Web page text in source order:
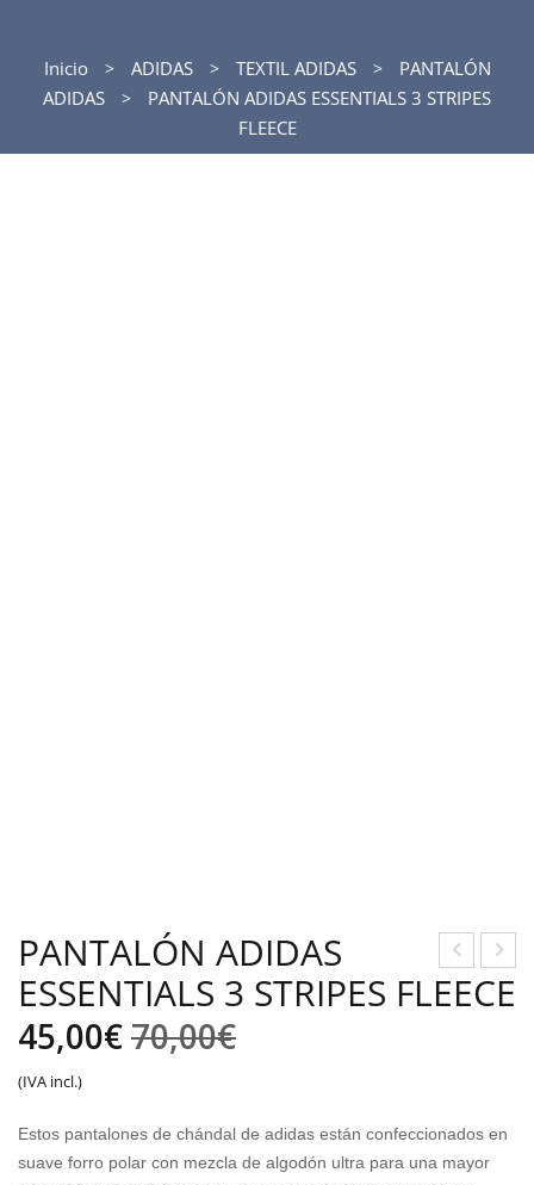
Inicio ADIDAS TEXTIL ADIDAS
PANTALÓN
ADIDAS
PANTALÓN ADIDAS ESSENTIALS 3 STRIPES
FLEECE
HÁ ANT
PANTALÓN ADIDAS
ESSENTIALS 3 STRIPES FLEECE
70,00€El
original
era:
45,00€
El
actual
es:
(IVA incl.)
Estos pantalones de chándal de adidas están confeccionados en
suave forro polar con mezcla de algodón ultra para una mayor